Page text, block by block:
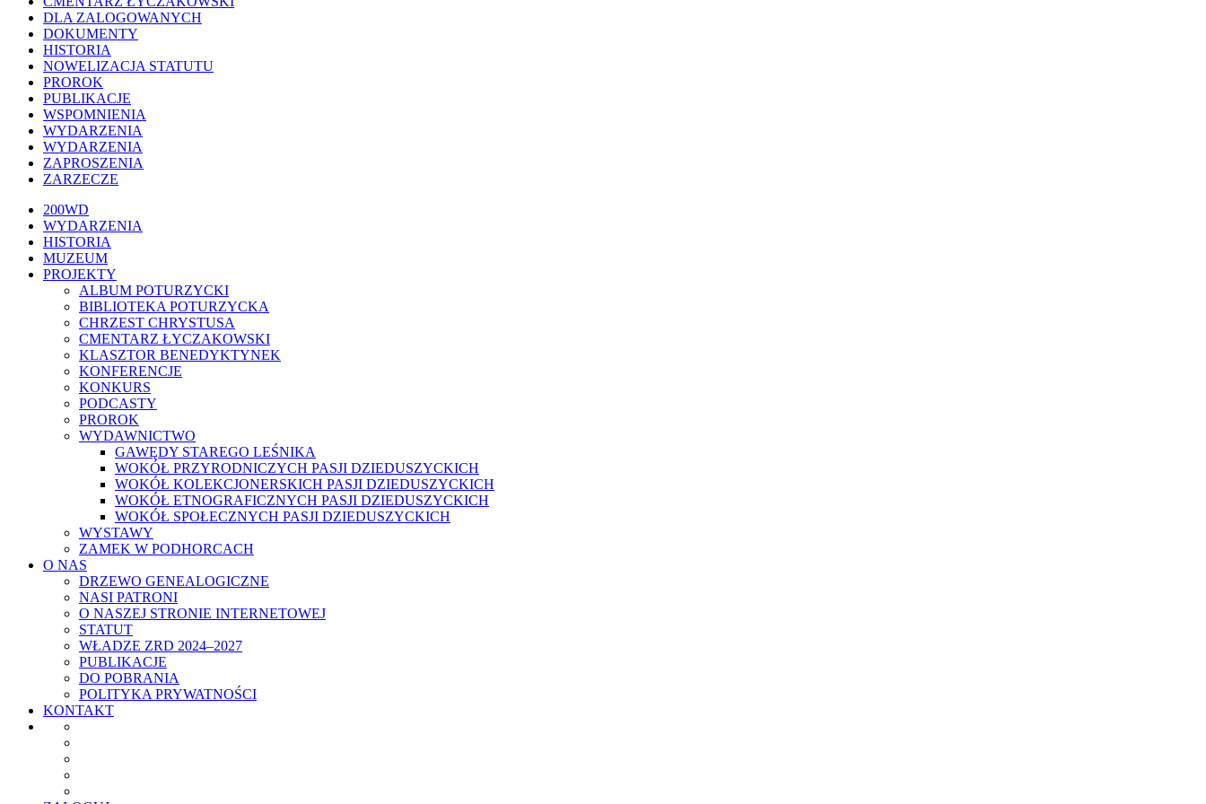
DLA ZALOGOWANYCH
DOKUMENTY
HISTORIA
NOWELIZACJA STATUTU
PROROK
PUBLIKACJE
WSPOMNIENIA
WYDARZENIA
WYDARZENIA
ZAPROSZENIA
ZARZECZE
Close
Menu
200WD
WYDARZENIA
HISTORIA
MUZEUM
PROJEKTY
ALBUM POTURZYCKI
BIBLIOTEKA POTURZYCKA
CHRZEST CHRYSTUSA
CMENTARZ ŁYCZAKOWSKI
KLASZTOR BENEDYKTYNEK
KONFERENCJE
KONKURS
PODCASTY
PROROK
WYDAWNICTWO
GAWĘDY STAREGO LEŚNIKA
WOKÓŁ PRZYRODNICZYCH PASJI DZIEDUSZYCKICH
WOKÓŁ KOLEKCJONERSKICH PASJI DZIEDUSZYCKICH
WOKÓŁ ETNOGRAFICZNYCH PASJI DZIEDUSZYCKICH
WOKÓŁ SPOŁECZNYCH PASJI DZIEDUSZYCKICH
WYSTAWY
ZAMEK W PODHORCACH
O NAS
DRZEWO GENEALOGICZNE
NASI PATRONI
O NASZEJ STRONIE INTERNETOWEJ
STATUT
WŁADZE ZRD 2024–2027
PUBLIKACJE
DO POBRANIA
POLITYKA PRYWATNOŚCI
KONTAKT